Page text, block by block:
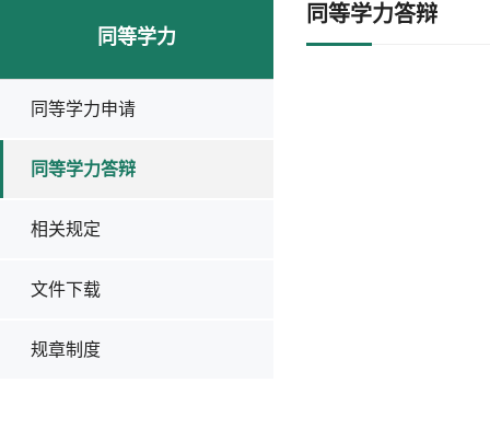
同等学力
同等学力申请
同等学力答辩
相关规定
文件下载
规章制度
同等学力答辩